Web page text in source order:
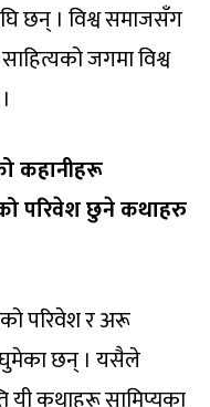
छन् । विश्व समाजसँग
जगमा विश्व
कहानीहरू
परिवेश छुने कथाहरु
परिवेश र अरू
घुमेका छन् । यसैले